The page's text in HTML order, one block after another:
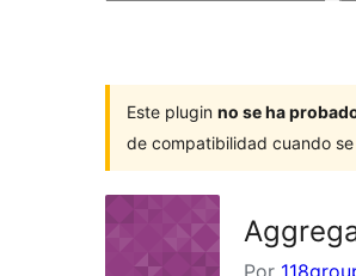
Este plugin no se ha
de compatibilidad cuando
Por